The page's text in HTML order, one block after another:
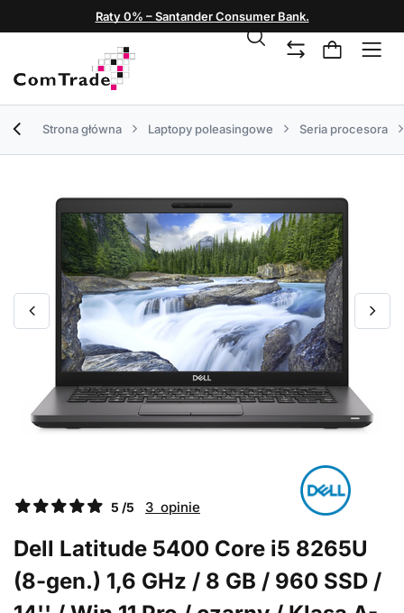
Raty 0% – Santander Consumer Bank.
Strona główna Laptopy poleasingowe Seria procesora
5 /5 3 opinie
Dell Latitude 5400 Core i5 8265U
(8-gen.) 1,6 GHz / 8 GB / 960 SSD /